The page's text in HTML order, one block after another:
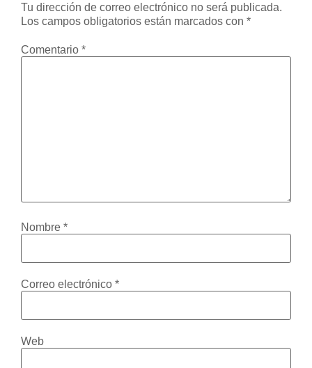
Tu dirección de correo electrónico no será publicada.
Los campos obligatorios están marcados con *
Comentario *
Nombre *
Correo electrónico *
Web